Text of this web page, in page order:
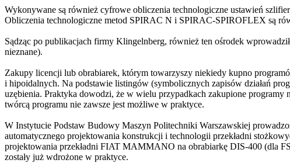
Wykonywane są również cyfrowe obliczenia technologiczne ustawień
Obliczenia technologiczne metod SPIRAC N i SPIRAC-SPIROFLEX są
Sądząc po publikacjach firmy Klingelnberg, również ten ośrodek
nieznane).
Zakupy licencji lub obrabiarek, którym towarzyszy niekiedy kupno
i hipoidalnych. Na podstawie listingów (symbolicznych zapisów działań
uzębienia. Praktyka dowodzi, że w wielu przypadkach zakupione
twórcą programu nie zawsze jest możliwe w praktyce.
W Instytucie Podstaw Budowy Maszyn Politechniki Warszawskiej
automatycznego projektowania konstrukcji i technologii przekładni
projektowania przekładni FIAT MAMMANO na obrabiarkę DIS-400 (dla
zostały już wdrożone w praktyce.